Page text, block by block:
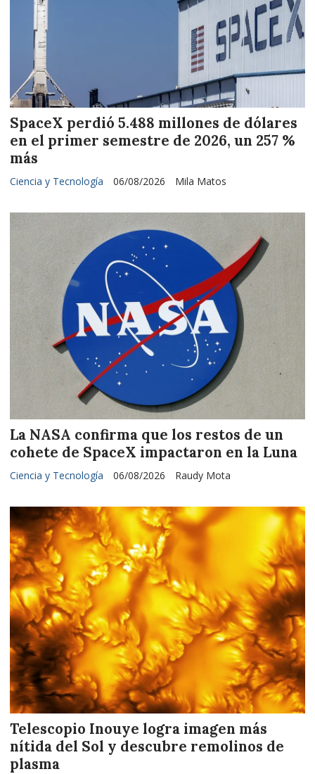
SpaceX perdió 5.488 millones de dólares
en el primer semestre de 2026, un 257 %
más
Mila Matos
Ciencia y Tecnología 06/08/2026
La NASA confirma que los restos de un
cohete de SpaceX impactaron en la Luna
Raudy Mota
Ciencia y Tecnología 06/08/2026
Telescopio Inouye logra imagen más
nítida del Sol y descubre remolinos de
plasma